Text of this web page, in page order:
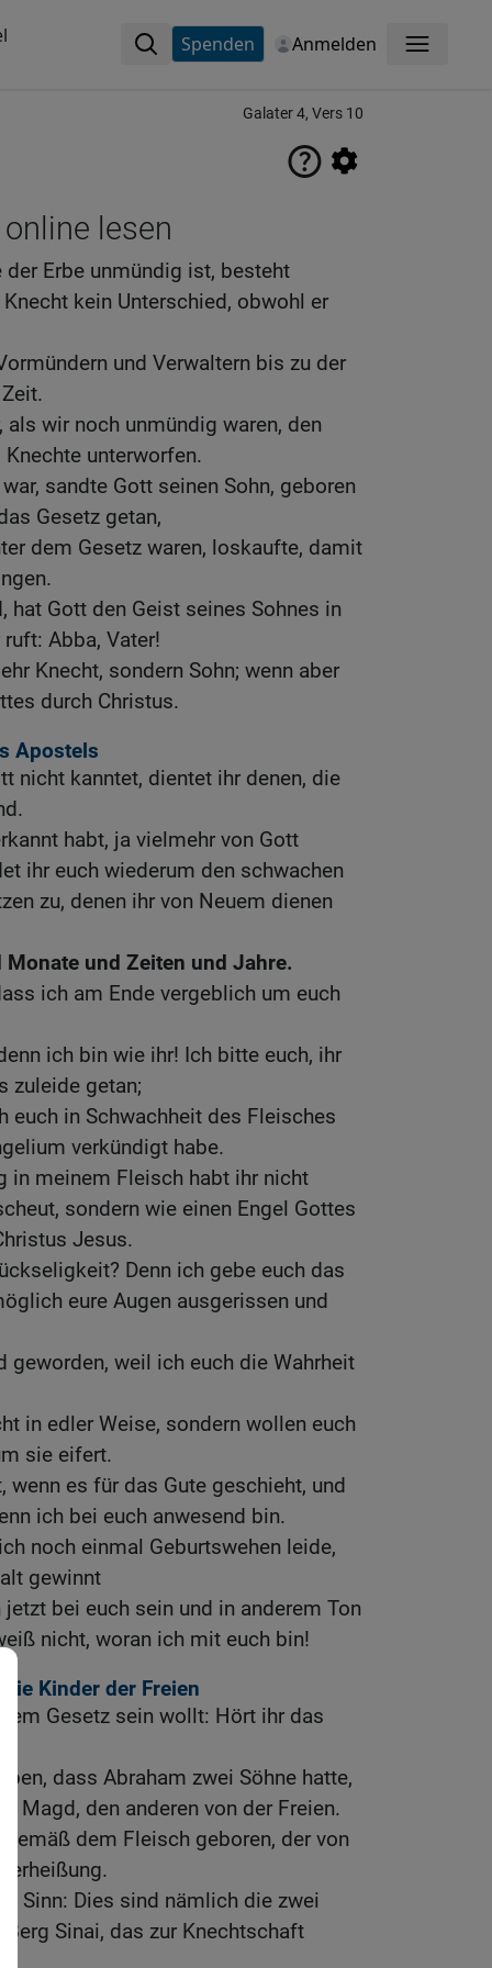
Spenden Anmelden Menü
Galater 4, Vers 10
lesen
der Erbe unmündig ist, besteht
kein Unterschied, obwohl er
und Verwaltern bis zu der
als wir noch unmündig waren, den
unterworfen.
sandte Gott seinen Sohn, geboren
Gesetz getan,
dem Gesetz waren, loskaufte, damit
hat Gott den Geist seines Sohnes in
Abba, Vater!
Knecht, sondern Sohn; wenn aber
durch Christus.
Apostels
nicht kanntet, dientet ihr denen, die
habt, ja vielmehr von Gott
ihr euch wiederum den schwachen
zu, denen ihr von Neuem dienen
Monate und Zeiten und Jahre.
ich am Ende vergeblich um euch
ich bin wie ihr! Ich bitte euch, ihr
zuleide getan;
euch in Schwachheit des Fleisches
verkündigt habe.
in meinem Fleisch habt ihr nicht
sondern wie einen Engel Gottes
Jesus.
Denn ich gebe euch das
eure Augen ausgerissen und
geworden, weil ich euch die Wahrheit
in edler Weise, sondern wollen euch
sie eifert.
wenn es für das Gute geschieht, und
ich bei euch anwesend bin.
noch einmal Geburtswehen leide,
gewinnt
bei euch sein und in anderem Ton
nicht, woran ich mit euch bin!
Kinder der Freien
Gesetz sein wollt: Hört ihr das
dass Abraham zwei Söhne hatte,
Magd, den anderen von der Freien.
dem Fleisch geboren, der von
Sinn: Dies sind nämlich die zwei
Sinai, das zur Knechtschaft